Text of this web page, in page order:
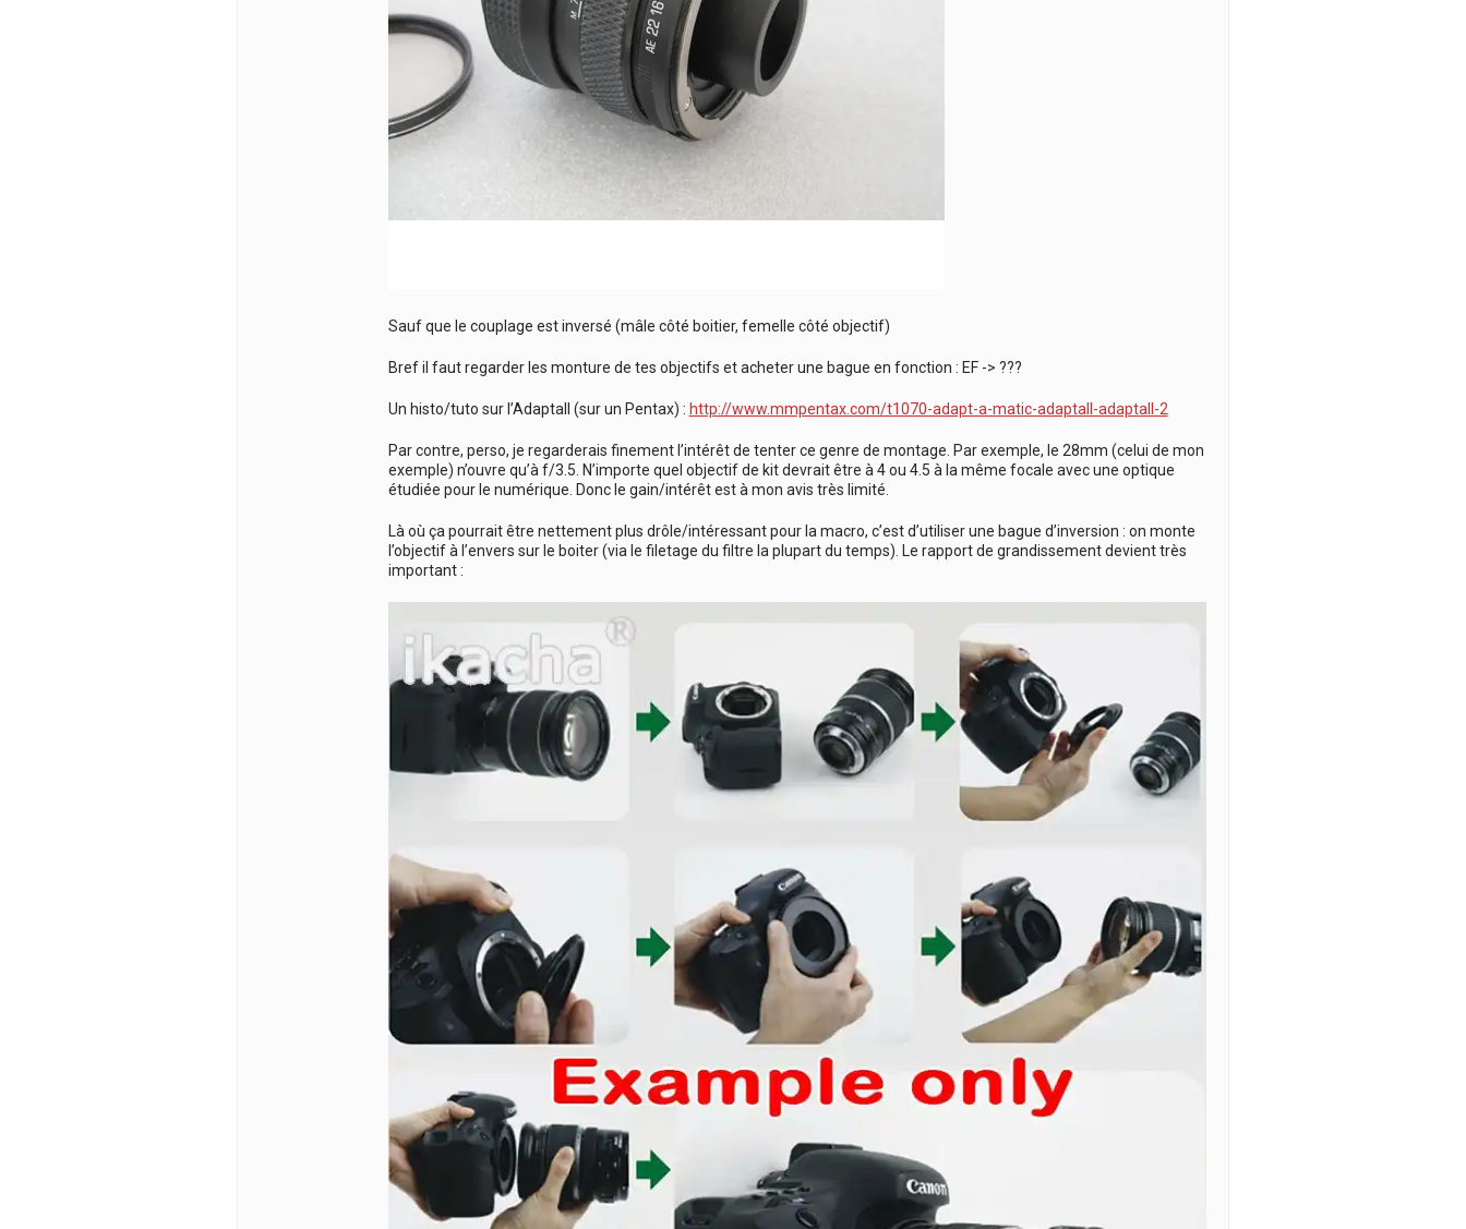
Sauf que le couplage est inversé (mâle côté boitier, femelle côté objectif)
Bref il faut regarder les monture de tes objectifs et acheter une bague en fonction : EF -> ???
Un histo/tuto sur l’Adaptall (sur un Pentax) : http://www.mmpentax.com/t1070-adapt-a-matic-adaptall-adaptall-2
Par contre, perso, je regarderais finement l’intérêt de tenter ce genre de montage. Par exemple, le 28mm (celui de mon
exemple) n’ouvre qu’à f/3.5. N’importe quel objectif de kit devrait être à 4 ou 4.5 à la même focale avec une optique
étudiée pour le numérique. Donc le gain/intérêt est à mon avis très limité.
Là où ça pourrait être nettement plus drôle/intéressant pour la macro, c’est d’utiliser une bague d’inversion : on monte
l’objectif à l’envers sur le boiter (via le filetage du filtre la plupart du temps). Le rapport de grandissement devient très
important :